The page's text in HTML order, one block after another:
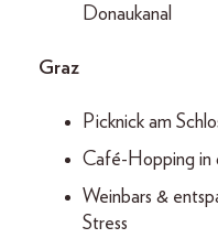
Donaukanal
Graz
Picknick am
Café-Hopping in
Weinbars &
Stress